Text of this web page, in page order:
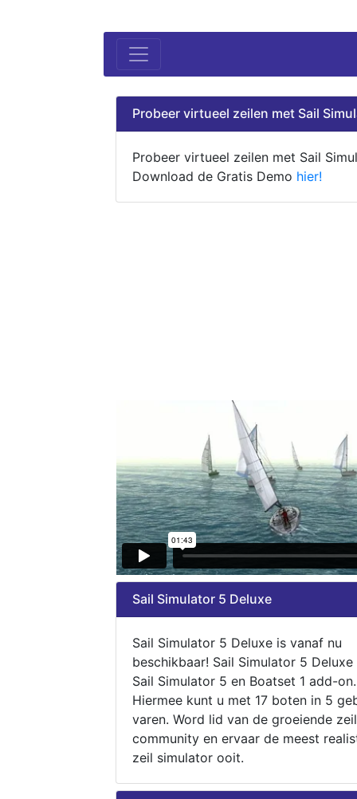
Probeer virtueel zeilen met Sail
Probeer virtueel zeilen met Sail
Download de Gratis Demo hier!
Sail Simulator 5 Deluxe
Sail Simulator 5 Deluxe is vanaf nu
beschikbaar! Sail Simulator 5
Sail Simulator 5 en Boatset 1 add-on.
Hiermee kunt u met 17 boten in 5
varen. Word lid van de groeiende zeil
community en ervaar de meest
zeil simulator ooit.